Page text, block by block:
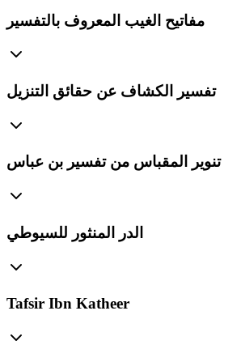
مفاتيح الغيب المعروف بالتفسير
تفسير الكشاف عن حقائق التنزيل
تنوير المقباس من تفسير بن عباس
الدر المنثور للسيوطي
Tafsir Ibn Katheer